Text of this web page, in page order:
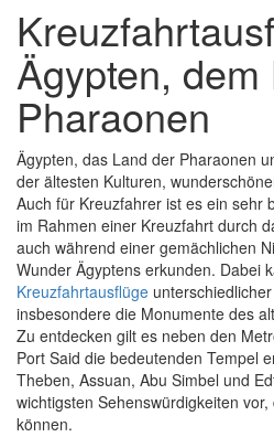
Ägypten,
Pharaonen
Ägypten, das Land der Pharaonen
der ältesten Kulturen,
Auch für Kreuzfahrer ist es ein sehr
im Rahmen einer Kreuzfahrt durch
auch während einer gemächlichen
Wunder Ägyptens erkunden. Dabei
Kreuzfahrtausflüge
insbesondere die Monumente des
Zu entdecken gilt es neben den
Port Said die bedeutenden Tempel
Theben, Assuan, Abu Simbel und
wichtigsten Sehenswürdigkeiten
können.